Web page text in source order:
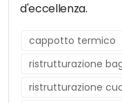
d'eccellenza.
cappotto termico
ristrutturazione
ristrutturazione